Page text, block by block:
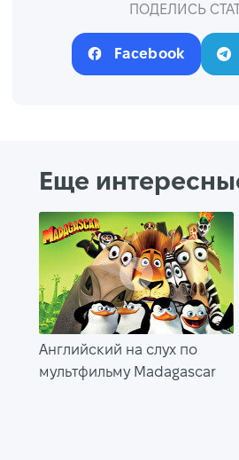
ПОДЕЛИСЬ
Facebook
Еще
Английский на слух по
мультфильму Madagascar